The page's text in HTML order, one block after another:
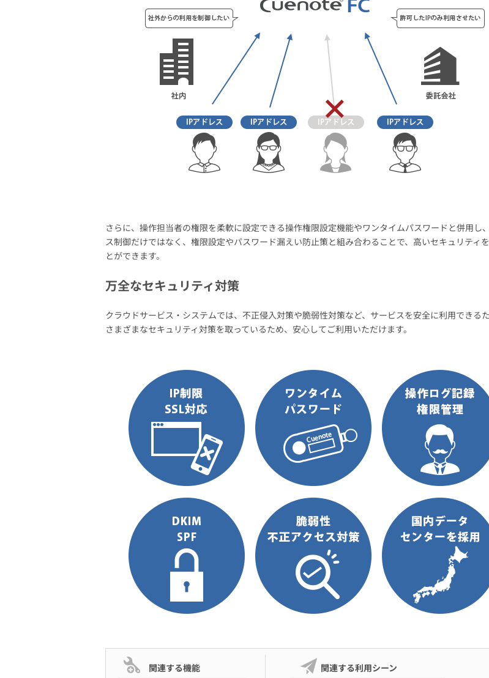
さらに、操作担当者の権限を柔軟に設定できる操作権限設定機能やワンタイムパスワードと併用し
ス制御だけではなく、権限設定やパスワード漏えい防止策と組み合わることで、高いセキュリティ
とができます。
万全なセキュリティ対策
クラウドサービス・システムでは、不正侵入対策や脆弱性対策など、サービスを安全に利用できるた
さまざまなセキュリティ対策を取っているため、安心してご利用いただけます。
関連する機能 関連する利用シーン